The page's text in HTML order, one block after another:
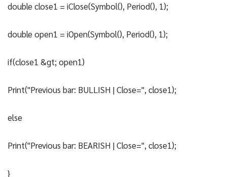
double close1 = iClose(Symbol(), Period(), 1);
double open1 = iOpen(Symbol(), Period(), 1);
if(close1 &gt; open1)
Print("Previous bar: BULLISH | Close=", close1);
else
Print("Previous bar: BEARISH | Close=", close1);
}